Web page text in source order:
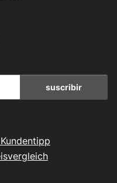
suscribir